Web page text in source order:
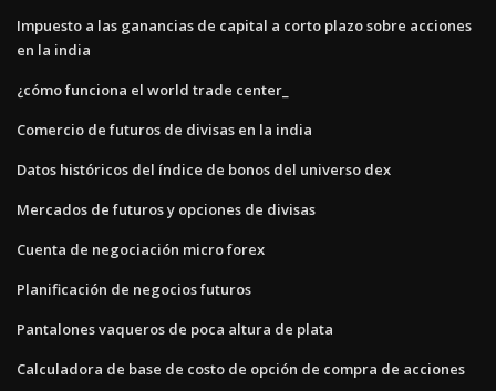
Impuesto a las ganancias de capital a corto plazo sobre acciones
en la india
¿cómo funciona el world trade center_
Comercio de futuros de divisas en la india
Datos históricos del índice de bonos del universo dex
Mercados de futuros y opciones de divisas
Cuenta de negociación micro forex
Planificación de negocios futuros
Pantalones vaqueros de poca altura de plata
Calculadora de base de costo de opción de compra de acciones